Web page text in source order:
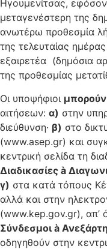
Ηγουμενίτσας,
μεταγενέστερη της
ανωτέρω προθεσμία
της τελευταίας
εξαιρετέα (δημόσια
της προθεσμίας
Οι υποψήφιοι
αιτήσεων: α) στην
διεύθυνση· β) στο
(www.asep.gr) και
κεντρική σελίδα τη
Διαδικασίες à
γ) στα κατά τόπους
αλλά και στην
(www.kep.gov.gr), απ’
Σύνδεσμοι à
οδηγηθούν στην